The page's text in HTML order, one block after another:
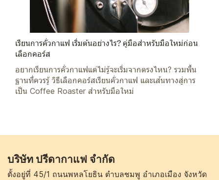
เรียนการคั่วกาแฟ เริ่มต้นอย่างไร? คู่มือสำหรับมือใหม่ก่อน
เลือกคอร์ส
อยากเรียนการคั่วกาแฟแต่ไม่รู้จะเริ่มจากตรงไหน? รวมพื้น
ฐานที่ควรรู้ วิธีเลือกคอร์สเรียนคั่วกาแฟ และเส้นทางสู่การ
เป็น Coffee Roaster สำหรับมือใหม่
บริษัท ปรีดากาแฟ จำกัด
ตั้งอยู่ที่ 45/1 ถนนพหลโยธิน ตำบลชมพู อำเภอเมือง จังหวัด